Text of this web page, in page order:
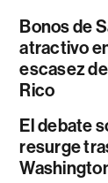
Bonos de
atractivo
escasez
Rico
El debate
resurge